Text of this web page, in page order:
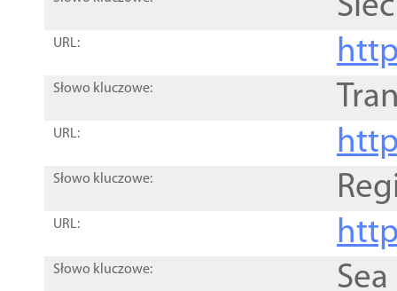
URL:
Słowo kluczowe:
URL:
Słowo kluczowe:
URL:
Słowo kluczowe: